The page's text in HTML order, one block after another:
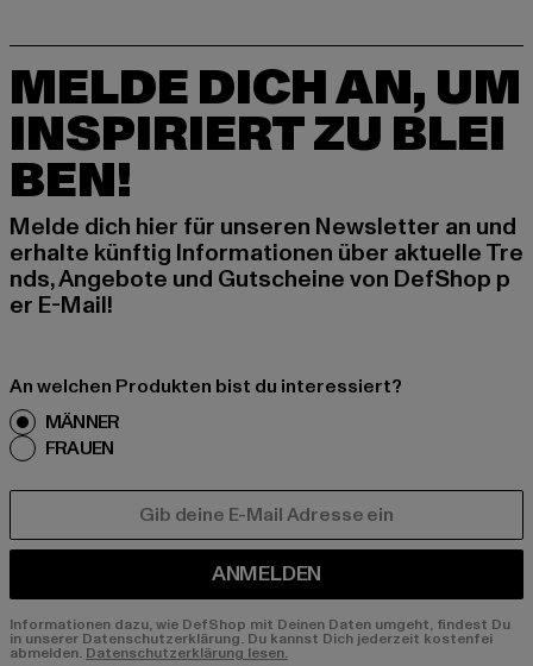
MELDE DICH AN, UM
INSPIRIERT ZU BLEI
BEN!
Melde dich hier für unseren Newsletter an und
erhalte künftig Informationen über aktuelle Tre
nds, Angebote und Gutscheine von DefShop p
er E-Mail!
An welchen Produkten bist du interessiert?
MÄNNER
FRAUEN
ANMELDEN
Informationen dazu, wie DefShop mit Deinen Daten umgeht, findest Du
in unserer Datenschutzerklärung. Du kannst Dich jederzeit kostenfei
abmelden. Datenschutzerklärung lesen.